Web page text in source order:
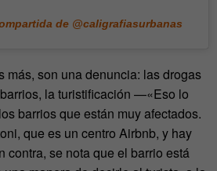
de @caligrafiasurbanas
más, son una denuncia: las drogas
la turistificación —«Eso lo
barrios que están muy afectados.
que es un centro Airbnb, y hay
contra, se nota que el barrio está